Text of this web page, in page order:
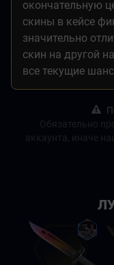
окончательную
скины в кейсе
значительно
скин на другой на
все текущие
Обязательно
аккаунта, иначе